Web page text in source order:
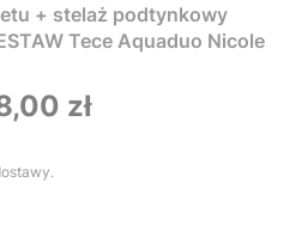
+ stelaż podtynkowy
Tece Aquaduo Nicole
zł